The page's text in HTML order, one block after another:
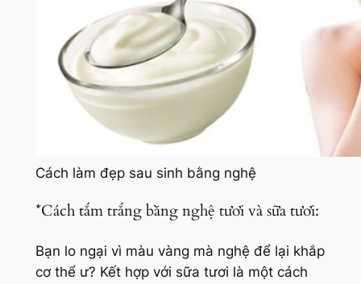
Cách làm đẹp sau sinh bằng nghệ
*Cách tắm trắng bằng nghệ tươi và sữa tươi:
Bạn lo ngại vì màu vàng mà nghệ để lại khắp
cơ thể ư? Kết hợp với sữa tươi là một cách